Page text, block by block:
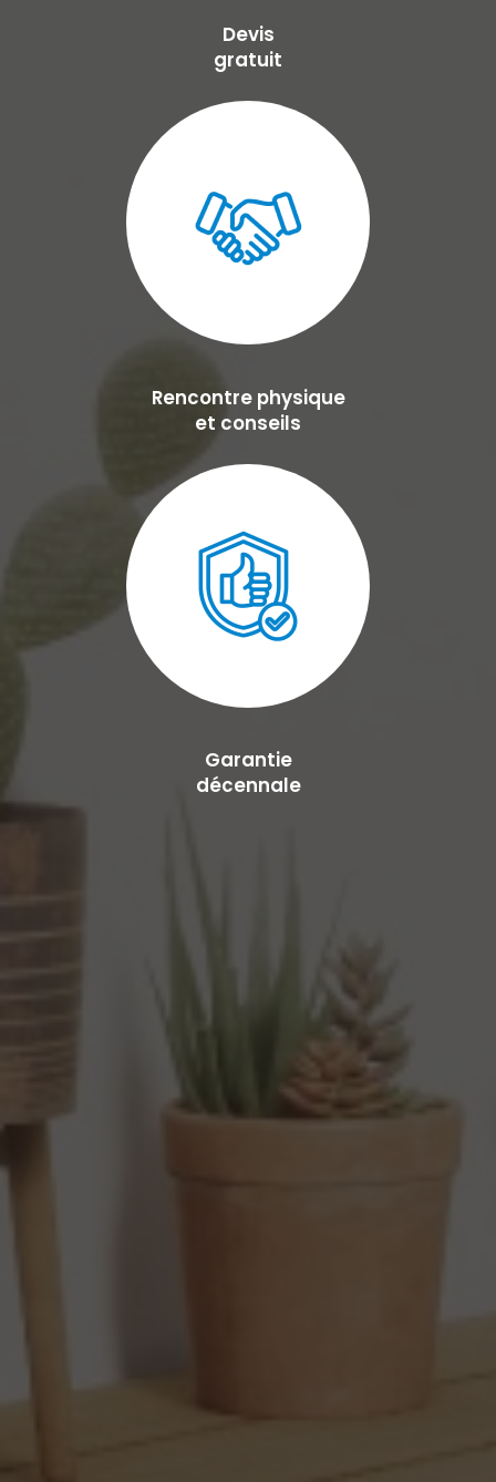
Devis
gratuit
Rencontre physique
et conseils
Garantie
décennale